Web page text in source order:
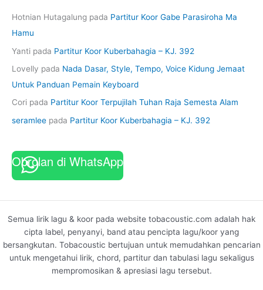
Hotnian Hutagalung pada Partitur Koor Gabe Parasiroha Ma
Hamu
Yanti pada Partitur Koor Kuberbahagia – KJ. 392
Lovelly pada Nada Dasar, Style, Tempo, Voice Kidung Jemaat
Untuk Panduan Pemain Keyboard
Cori pada Partitur Koor Terpujilah Tuhan Raja Semesta Alam
seramlee pada Partitur Koor Kuberbahagia – KJ. 392
Obrolan di WhatsApp
Semua lirik lagu & koor pada website tobacoustic.com adalah hak
cipta label, penyanyi, band atau pencipta lagu/koor yang
bersangkutan. Tobacoustic bertujuan untuk memudahkan pencarian
untuk mengetahui lirik, chord, partitur dan tabulasi lagu sekaligus
mempromosikan & apresiasi lagu tersebut.